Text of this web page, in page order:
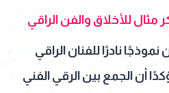
للأخلاق والفن الراقي
نادرًا للفنان الراقي
أن الجمع بين الرقي الفني